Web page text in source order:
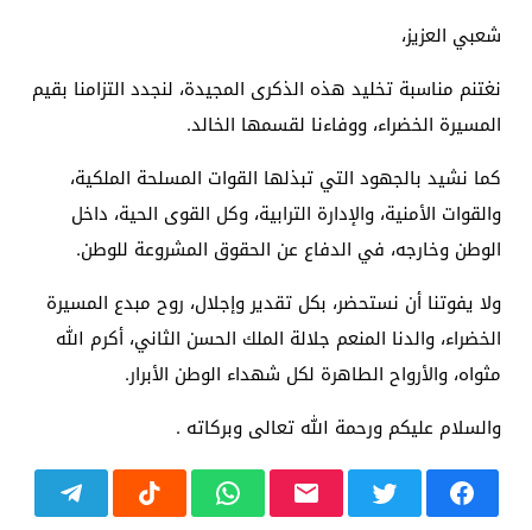
شعبي العزيز،
نغتنم مناسبة تخليد هذه الذكرى المجيدة، لنجدد التزامنا بقيم
المسيرة الخضراء، ووفاءنا لقسمها الخالد.
كما نشيد بالجهود التي تبذلها القوات المسلحة الملكية،
والقوات الأمنية، والإدارة الترابية، وكل القوى الحية، داخل
الوطن وخارجه، في الدفاع عن الحقوق المشروعة للوطن.
ولا يفوتنا أن نستحضر، بكل تقدير وإجلال، روح مبدع المسيرة
الخضراء، والدنا المنعم جلالة الملك الحسن الثاني، أكرم الله
مثواه، والأرواح الطاهرة لكل شهداء الوطن الأبرار.
والسلام عليكم ورحمة الله تعالى وبركاته .